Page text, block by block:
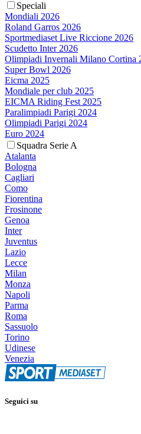
Speciali
Mondiali 2026
Roland Garros 2026
Sportmediaset Live Riccione 2026
Scudetto Inter 2026
Olimpiadi Invernali Milano Cortina
Super Bowl 2026
Eicma 2025
Mondiale per club 2025
EICMA Riding Fest 2025
Paralimpiadi Parigi 2024
Olimpiadi Parigi 2024
Euro 2024
Squadra Serie A
Atalanta
Bologna
Cagliari
Como
Fiorentina
Frosinone
Genoa
Inter
Juventus
Lazio
Lecce
Milan
Monza
Napoli
Parma
Roma
Sassuolo
Torino
Udinese
Venezia
Seguici su